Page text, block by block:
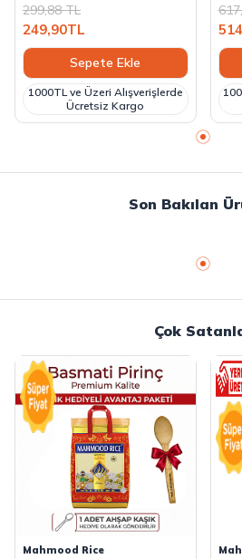
299,88TL
249,90TL
Sepete Ekle
1000TL ve Üzeri Alışverişlerde
Ücretsiz Kargo
Son Bakılan
Çok
Mahmood Rice